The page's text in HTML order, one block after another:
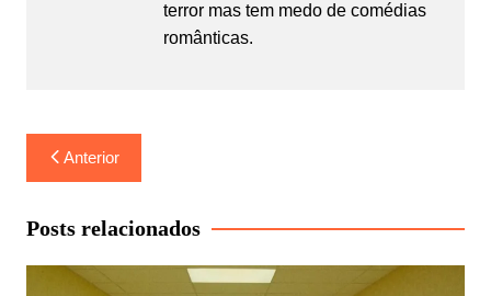
terror mas tem medo de comédias
românticas.
Navegação
de
Post
Anterior
Posts relacionados